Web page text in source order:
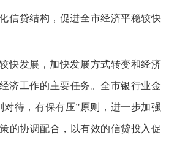
信贷结构，促进全市经济平稳较快
快发展，加快发展方式转变和经济
济工作的主要任务。全市银行业金
对待，有保有压”原则，进一步加强
的协调配合，以有效的信贷投入促